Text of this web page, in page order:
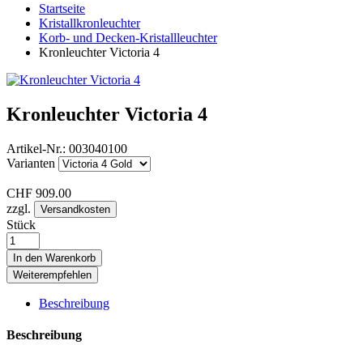
Startseite
Kristallkronleuchter
Korb- und Decken-Kristallleuchter
Kronleuchter Victoria 4
Kronleuchter Victoria 4
Artikel-Nr.: 003040100
Varianten
CHF 909.00
zzgl.
Versandkosten
Stück
In den Warenkorb
Weiterempfehlen
Beschreibung
Beschreibung